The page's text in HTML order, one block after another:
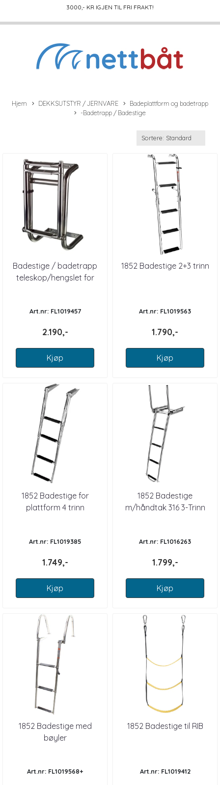
3000,- KR IGJEN TIL FRI FRAKT!
Hjem DEKKSUTSTYR / JERNVARE
Badeplattform og badetrapp
-Badetrapp / Badestige
Badestige / badetrapp
teleskop/hengslet for
Art.nr: FL1019457
2.190,-
Kjøp
1852 Badestige 2+3 trinn
Art.nr: FL1019563
1.790,-
Kjøp
1852 Badestige for
plattform 4 trinn
Art.nr: FL1019385
1.749,-
Kjøp
1852 Badestige
m/håndtak 316 3-Trinn
Art.nr: FL1016263
1.799,-
Kjøp
1852 Badestige med
bøyler
Art.nr: FL1019568+
1852 Badestige til RIB
Art.nr: FL1019412